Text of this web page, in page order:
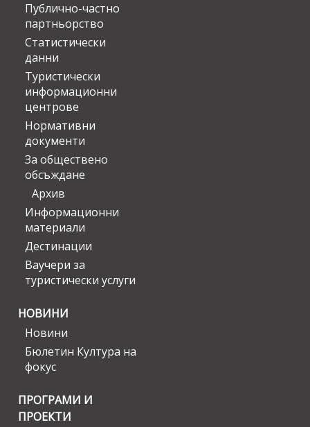
Публично-частно
партньорство
Статистически
данни
Туристически
информационни
центрове
Нормативни
документи
За обществено
обсъждане
Архив
Информационни
материали
Дестинации
Ваучери за
туристически услуги
НОВИНИ
Новини
Бюлетин Култура на
фокус
ПРОГРАМИ И
ПРОЕКТИ